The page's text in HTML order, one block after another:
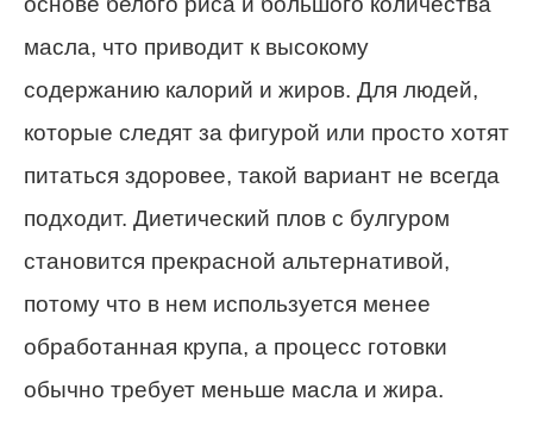
масла, что приводит к высокому
содержанию калорий и жиров. Для людей,
которые следят за фигурой или просто хотят
питаться здоровее, такой вариант не всегда
подходит. Диетический плов с булгуром
становится прекрасной альтернативой,
потому что в нем используется менее
обработанная крупа, а процесс готовки
обычно требует меньше масла и жира.